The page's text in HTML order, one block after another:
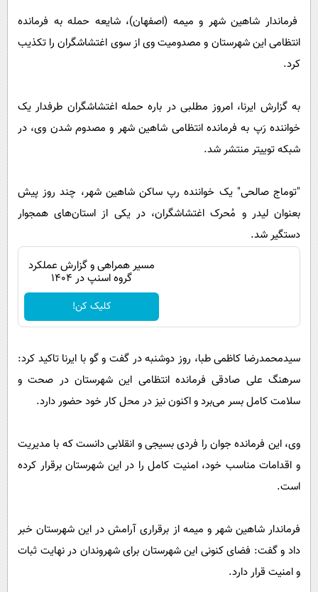
محیط زیست
بین الملل
اجتماعی
سیاست خارجی
روانشناسی
فرماندار شاهین‌ شهر و میمه (اصفهان)، شایعه حمله به فرمانده
انتظامی این شهرستان و مصدومیت وی از سوی اغتشاشگران را تکذیب
کرد.
به گزارش ایرنا، امروز مطلبی در باره حمله اغتشاشگران طرفدار یک
خواننده رَپ به فرمانده انتظامی شاهین شهر و مصدوم شدن وی، در
شبکه توییتر منتشر شد.
"توماج صالحی" یک خواننده رپ ساکن شاهین‌ شهر، چند روز پیش
بعنوان لیدر و مُحرک اغتشاشگران، در یکی از استان‌های همجوار
دستگیر شد.
مسیر همراهی و گزارش عملکرد
گروه اسنپ در ۱۴۰۴
کلیک کن!
سیدمحمدرضا کاظمی طبا، روز دوشنبه در گفت و گو با ایرنا تاکید کرد:
سرهنگ علی صادقی فرمانده انتظامی این شهرستان در صحت و
سلامت کامل بسر می‌برد و اکنون نیز در محل کار خود حضور دارد.
وی، این فرمانده جوان را فردی بسیجی و انقلابی دانست که با مدیریت
و اقدامات مناسب خود، امنیت کامل را در این شهرستان برقرار کرده
است.
فرماندار شاهین شهر و میمه از برقراری آرامش در این شهرستان خبر
داد و گفت: فضای کنونی این شهرستان برای شهروندان در نهایت ثبات
و امنیت قرار دارد.